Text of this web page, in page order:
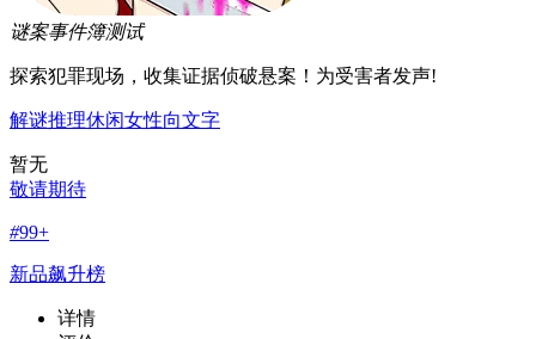
谜案事件簿测试
探索犯罪现场，收集证据侦破悬案！为受害者发声!
解谜推理休闲女性向文字
暂无
敬请期待
#99+
新品飙升榜
详情